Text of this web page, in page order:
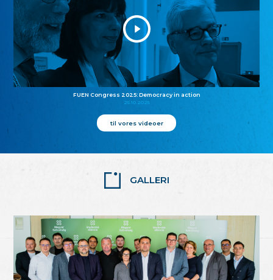
FUEN Congress 2025: Democracy in action
25.10.2025
til vores videoer
GALLERI